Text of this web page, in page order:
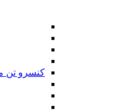
کنسرو تن